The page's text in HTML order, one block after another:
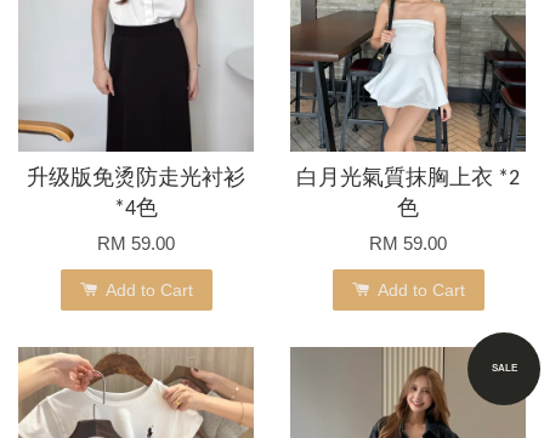
升级版免烫防走光衬衫
*4色
RM 59.00
Add to Cart
白月光氣質抹胸上衣 *2
色
RM 59.00
Add to Cart
SALE